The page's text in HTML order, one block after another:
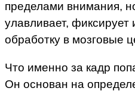
пределами внимания,
улавливает, фиксирует
обработку в мозговые
Что именно за кадр
Он основан на